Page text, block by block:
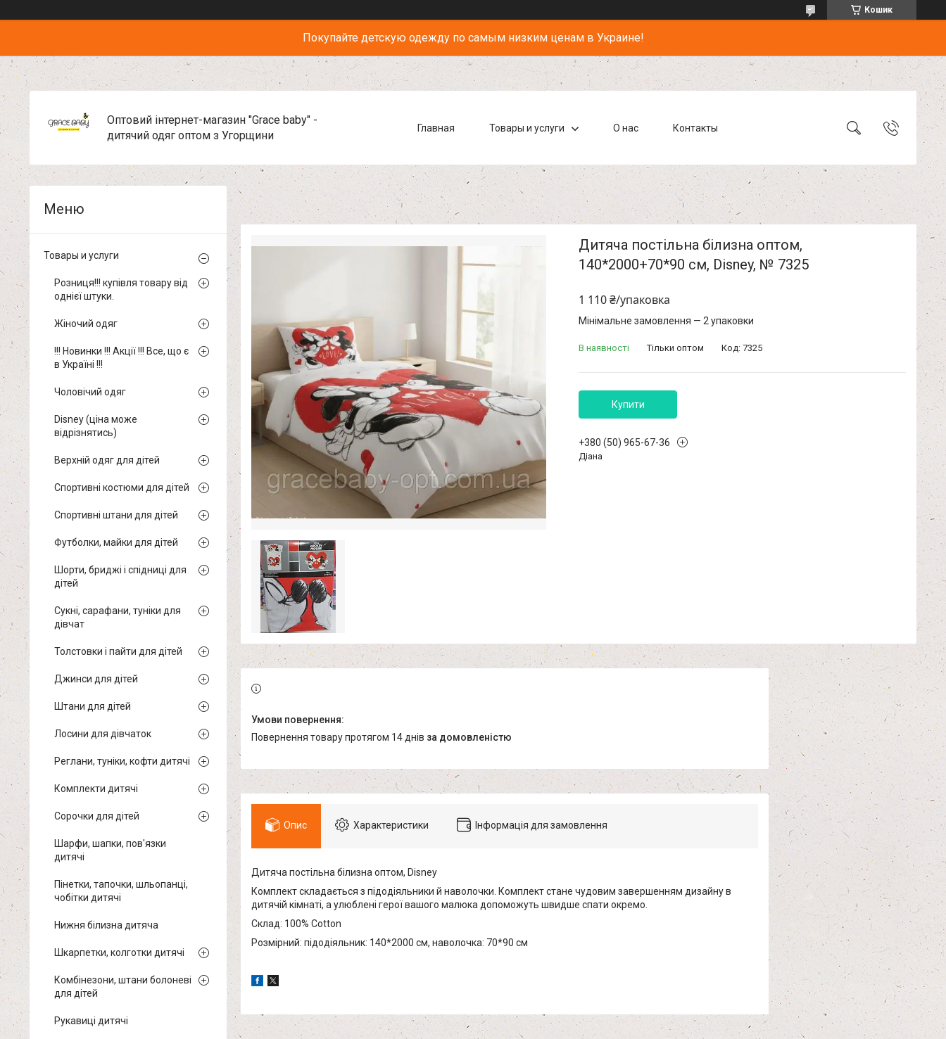
Кошик
Покупайте детскую одежду по самым низким ценам в Украине!
Оптовий інтернет-магазин "Grace baby" -
дитячий одяг оптом з Угорщини
Главная Товары и услуги О нас Контакты
Дитяча постільна білизна оптом,
140*2000+70*90 см, Disney, № 7325
1 110 ₴/упаковка
Мінімальне замовлення — 2 упаковки
В наявності Тільки оптом Код: 7325
Купити
+380 (50) 965-67-36
Діана
повернення товару протягом 14 днів за домовленістю
Опис Характеристики Інформація для замовлення
Дитяча постільна білизна оптом, Disney
Комплект складається з підодіяльники й наволочки. Комплект стане чудовим завершенням дизайну в
дитячій кімнаті, а улюблені герої вашого малюка допоможуть швидше спати окремо.
Склад: 100% Cotton
Розмірний: підодіяльник: 140*2000 см, наволочка: 70*90 см
Товары и услуги
Розниця!!! купівля товару від
однієї штуки.
Жіночий одяг
!!! Новинки !!! Акції !!! Все, що є
в Україні !!!
Чоловічий одяг
Disney (ціна може
відрізнятись)
Верхній одяг для дітей
Спортивні костюми для дітей
Спортивні штани для дітей
Футболки, майки для дітей
Шорти, бриджі і спідниці для
дітей
Сукні, сарафани, туніки для
дівчат
Толстовки і пайти для дітей
Джинси для дітей
Штани для дітей
Лосини для дівчаток
Реглани, туніки, кофти дитячі
Комплекти дитячі
Сорочки для дітей
Шарфи, шапки, пов'язки
дитячі
Пінетки, тапочки, шльопанці,
чобітки дитячі
Нижня білизна дитяча
Шкарпетки, колготки дитячі
Комбінезони, штани болоневі
для дітей
Рукавиці дитячі